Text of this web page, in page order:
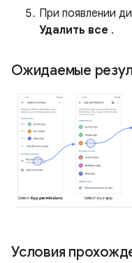
При появлении
Удалить все .
Ожидаемые
Условия